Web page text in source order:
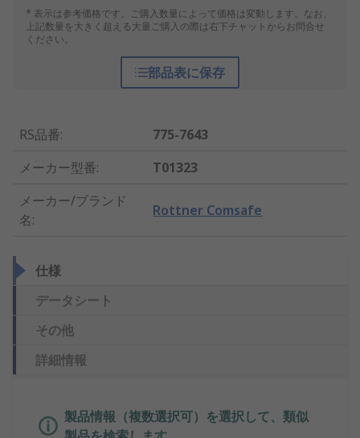
* 表示は参考価格です。ご購入数量によって価格は変動します。なお、
上記数量を大きく超える大量ご購入の際は右下チャットからお問合せ
ください。
部品表に保存
RS品番:
775-7643
メーカー型番:
T01323
メーカー/ブランド
名:
Rottner Comsafe
仕様
データシート
その他
詳細情報
製品情報（複数選択可）を選択して、類似